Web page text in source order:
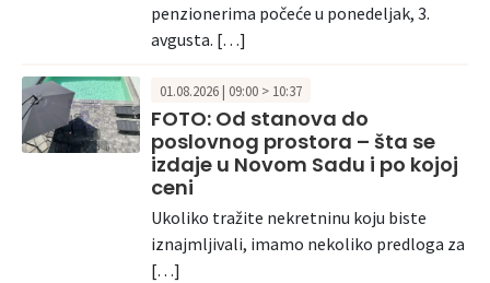
penzionerima počeće u ponedeljak, 3.
avgusta. […]
01.08.2026 | 09:00 > 10:37
FOTO: Od stanova do
poslovnog prostora – šta se
izdaje u Novom Sadu i po kojoj
ceni
Ukoliko tražite nekretninu koju biste
iznajmljivali, imamo nekoliko predloga za
[…]